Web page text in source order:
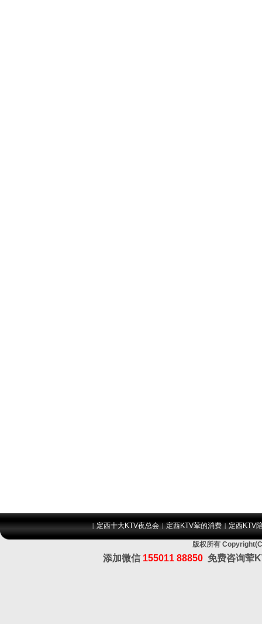
|定西十大KTV夜总会 |定西KTV荤的消费 |定西KTV
版权所有
添加微信 155011 88850 免费咨询荤